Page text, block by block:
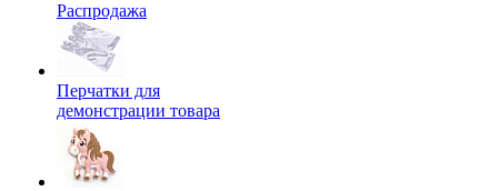
Распродажа
Перчатки для
демонстрации товара